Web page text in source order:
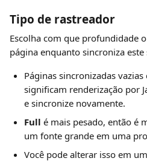
Tipo de rastreador
Escolha com que profundidade
página enquanto sincroniza este
Páginas sincronizadas
significam renderização por
e sincronize novamente.
Full é mais pesado, então é
um fonte grande em uma
Você pode alterar isso em